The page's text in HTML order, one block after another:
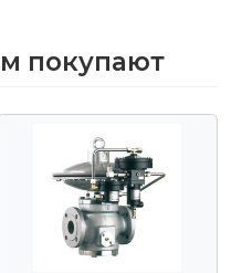
покупают